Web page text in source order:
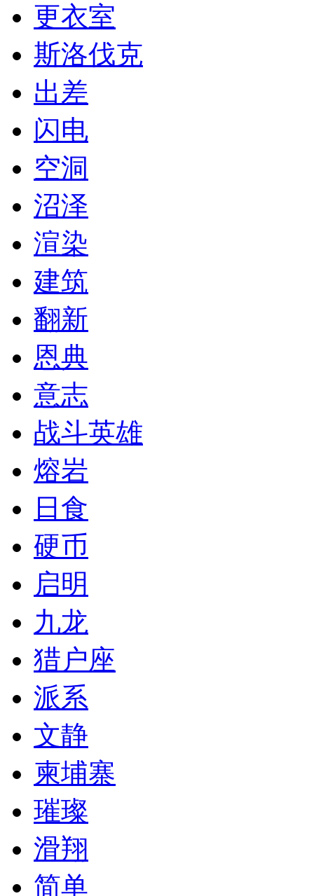
更衣室
斯洛伐克
出差
闪电
空洞
沼泽
渲染
建筑
翻新
恩典
意志
战斗英雄
熔岩
日食
硬币
启明
九龙
猎户座
派系
文静
柬埔寨
璀璨
滑翔
简单